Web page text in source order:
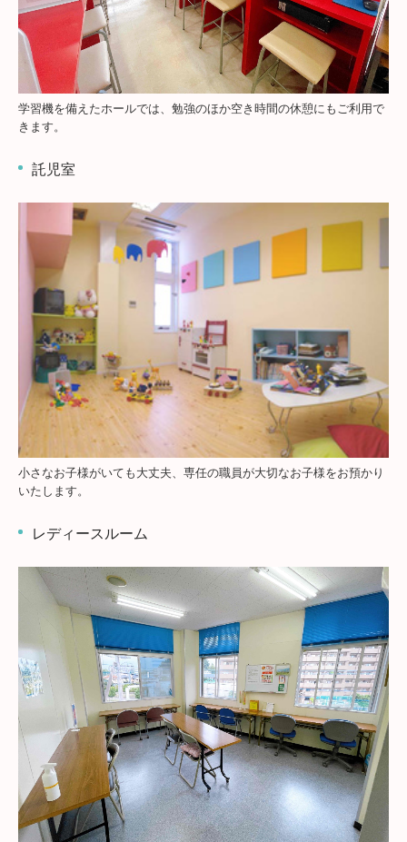
学習機を備えたホールでは、勉強のほか空き時間の休憩にもご利用で
きます。
託児室
小さなお子様がいても大丈夫、専任の職員が大切なお子様をお預かり
いたします。
レディースルーム